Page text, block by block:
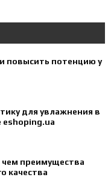
повысить потенцию у
для увлажнения в
eshoping.ua
преимущества
качества